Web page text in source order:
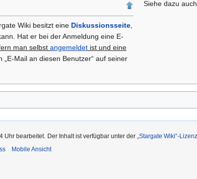
Wiki besitzt eine Diskussionsseite,
Hat er bei der Anmeldung eine E-
man selbst angemeldet ist und eine
„E-Mail an diesen Benutzer“ auf seiner
Siehe dazu auch
Uhr bearbeitet. Der Inhalt ist verfügbar unter der „Stargate Wiki“-Lizenz
Mobile Ansicht